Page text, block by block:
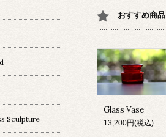
おすすめ商品
Glass Vase
13,200円(税込)
Sculpture